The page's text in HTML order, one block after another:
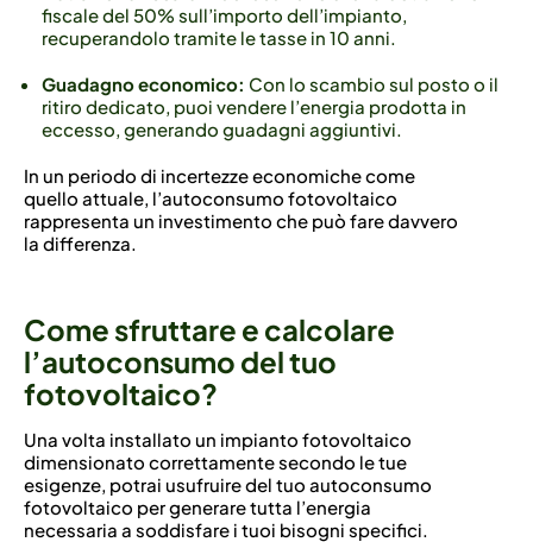
fiscale del 50% sull’importo dell’impianto,
recuperandolo tramite le tasse in 10 anni.
Guadagno economico: Con lo scambio sul posto o il
ritiro dedicato, puoi vendere l’energia prodotta in
eccesso, generando guadagni aggiuntivi.
In un periodo di incertezze economiche come
quello attuale, l’autoconsumo fotovoltaico
rappresenta un investimento che può fare davvero
la differenza.
Come sfruttare e calcolare
l’autoconsumo del tuo
fotovoltaico?
Una volta installato un impianto fotovoltaico
dimensionato correttamente secondo le tue
esigenze, potrai usufruire del tuo autoconsumo
fotovoltaico per generare tutta l’energia
necessaria a soddisfare i tuoi bisogni specifici.